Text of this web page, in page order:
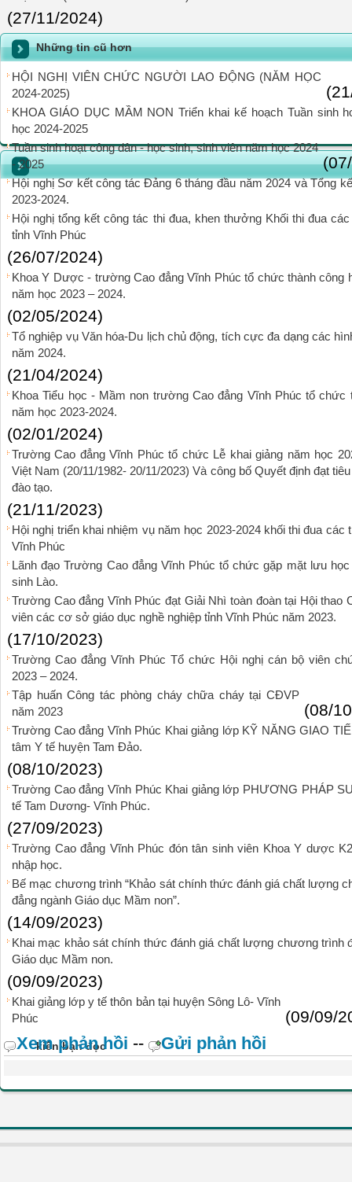
(27/11/2024)
Những tin cũ hơn
HỘI NGHỊ VIÊN CHỨC NGƯỜI LAO ĐỘNG (NĂM HỌC
2024-2025)
KHOA GIÁO DỤC MẦM NON Triển khai kế hoạch Tuần sinh
học 2024-2025
Tuần sinh hoạt công dân - học sinh, sinh viên năm học 2024
- 2025
Hội nghị Sơ kết công tác Đảng 6 tháng đầu năm 2024 và Tổng
2023-2024.
Hội nghị tổng kết công tác thi đua, khen thưởng Khối thi đua
tỉnh Vĩnh Phúc
(26/07/2024)
Khoa Y Dược - trường Cao đẳng Vĩnh Phúc tổ chức thành công
năm học 2023 – 2024.
(02/05/2024)
Tổ nghiệp vụ Văn hóa-Du lịch chủ động, tích cực đa dạng các
năm 2024.
(21/04/2024)
Khoa Tiểu học - Mầm non trường Cao đẳng Vĩnh Phúc tổ chức
năm học 2023-2024.
(02/01/2024)
Trường Cao đẳng Vĩnh Phúc tổ chức Lễ khai giảng năm học
Việt Nam (20/11/1982- 20/11/2023) Và công bố Quyết định đạt
đào tạo.
(21/11/2023)
Hội nghị triển khai nhiệm vụ năm học 2023-2024 khối thi đua
Vĩnh Phúc
Lãnh đạo Trường Cao đẳng Vĩnh Phúc tổ chức gặp mặt lưu học
sinh Lào.
Trường Cao đẳng Vĩnh Phúc đạt Giải Nhì toàn đoàn tại Hội thao
viên các cơ sở giáo dục nghề nghiệp tỉnh Vĩnh Phúc năm 2023.
(17/10/2023)
Trường Cao đẳng Vĩnh Phúc Tổ chức Hội nghị cán bộ viên
2023 – 2024.
Tập huấn Công tác phòng cháy chữa cháy tại CĐVP
năm 2023
(08/
Trường Cao đẳng Vĩnh Phúc Khai giảng lớp KỸ NĂNG GIAO
tâm Y tế huyện Tam Đảo.
(08/10/2023)
Trường Cao đẳng Vĩnh Phúc Khai giảng lớp PHƯƠNG PHÁP
tế Tam Dương- Vĩnh Phúc.
(27/09/2023)
Trường Cao đẳng Vĩnh Phúc đón tân sinh viên Khoa Y dược
nhập học.
Bế mạc chương trình “Khảo sát chính thức đánh giá chất lượng
đẳng ngành Giáo dục Mầm non”.
(14/09/2023)
Khai mạc khảo sát chính thức đánh giá chất lượng chương trình
Giáo dục Mầm non.
(09/09/2023)
Khai giảng lớp y tế thôn bản tại huyện Sông Lô- Vĩnh
Phúc
(09/09/
kiến bạn đọc
Xem phản hồi -- Gửi phản hồi